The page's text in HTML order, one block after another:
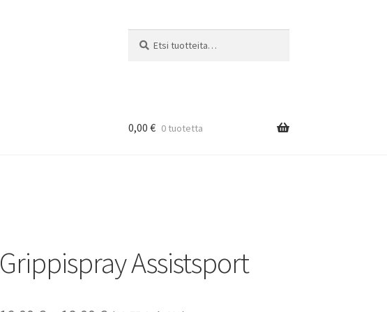
0,00 € 0 tuotetta
Grippispray Assistsport